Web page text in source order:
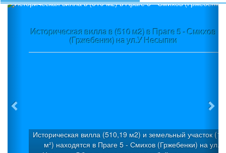
Историческая вилла в (510 м2) в Праге 5 - Смихов
(Гржебенки) на ул.У Несыпки
Историческая вилла (510,19 м2) и земельный участок (1
м²) находятся в Праге 5 - Смихов (Гржебенки) на ул.У
Previous